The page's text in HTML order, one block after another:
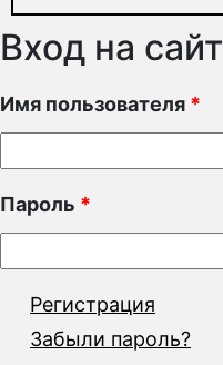
Вход на сайт
Имя пользователя *
Пароль *
Регистрация
Забыли пароль?